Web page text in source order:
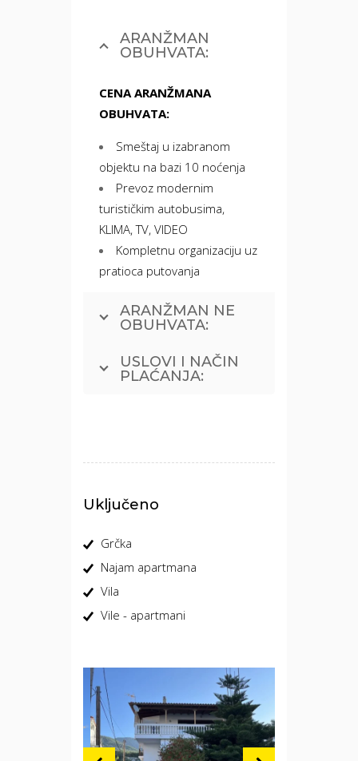
ARANŽMAN
OBUHVATA:
CENA ARANŽMANA
OBUHVATA:
Smeštaj u izabranom
objektu na bazi 10 noćenja
Prevoz modernim
turističkim autobusima,
KLIMA, TV, VIDEO
Kompletnu organizaciju uz
pratioca putovanja
ARANŽMAN NE
OBUHVATA:
USLOVI I NAČIN
PLAĆANJA:
Uključeno
Grčka
Najam apartmana
Vila
Vile - apartmani